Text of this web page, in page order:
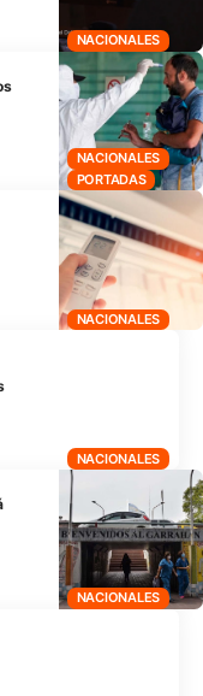
NACIONALES
NACIONALES
PORTADAS
NACIONALES
NACIONALES
NACIONALES